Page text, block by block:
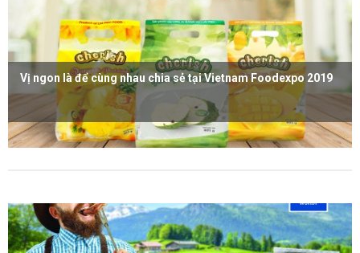
Vị ngon là để cùng nhau chia sẻ tại Vietnam Foodexpo 2019
Xem thêm